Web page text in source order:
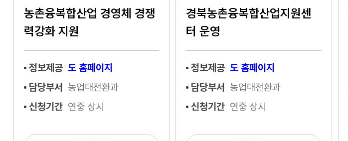
농촌융복합산업 경영체 경쟁
력강화 지원
정보제공 도 홈페이지
담당부서 농업대전환과
신청기간 연중 상시
경북농촌융복합산업지원센
터 운영
정보제공 도 홈페이지
담당부서 농업대전환과
신청기간 연중 상시